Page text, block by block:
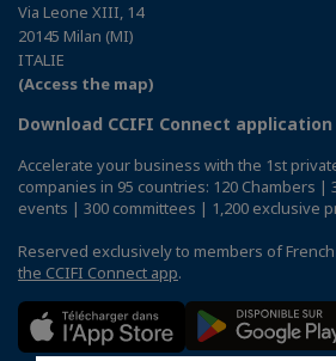
Via Leone XIII, 14
20145 Milan (MI)
ITALIE
(Access the map)
Download CCIFI Connect application
Accelerate your business with the 1st
companies in 95 countries: 120 Chambers |
events | 300 committees | 1,200 exclusive
Reserved exclusively to members of
the CCIFI Connect app.